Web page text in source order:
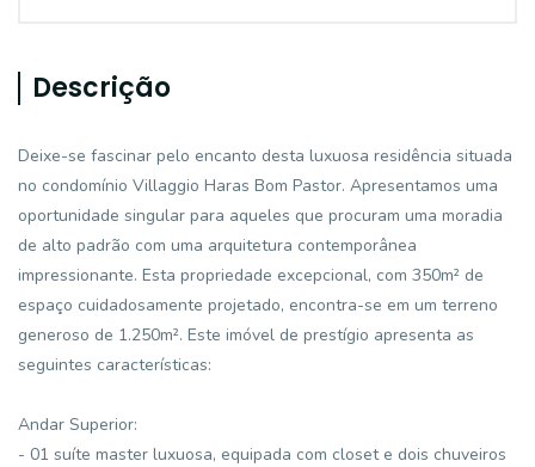
Descrição
Deixe-se fascinar pelo encanto desta luxuosa residência situada
no condomínio Villaggio Haras Bom Pastor. Apresentamos uma
oportunidade singular para aqueles que procuram uma moradia
de alto padrão com uma arquitetura contemporânea
impressionante. Esta propriedade excepcional, com 350m² de
espaço cuidadosamente projetado, encontra-se em um terreno
generoso de 1.250m². Este imóvel de prestígio apresenta as
seguintes características:
Andar Superior:
- 01 suíte master luxuosa, equipada com closet e dois chuveiros